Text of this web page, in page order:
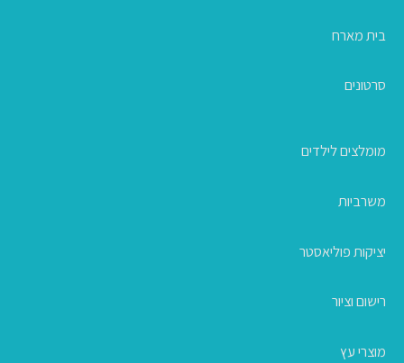
בית מארח
סרטונים
מומלצים לילדים
משרביות
יציקות פוליאסטר
רישום וציור
מוצרי עץ